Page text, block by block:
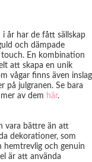
år har de fått sällskap
och dämpade
touch. En kombination
att skapa en unik
vågar finns även inslag
på julgranen. Se bara
av dem här.
vara bättre än att
dekorationer, som
hemtrevlig och genuin
är att använda